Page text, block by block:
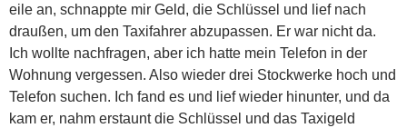
eile an, schnappte mir Geld, die Schlüssel und lief nach
draußen, um den Taxifahrer abzupassen. Er war nicht da.
Ich wollte nachfragen, aber ich hatte mein Telefon in der
Wohnung vergessen. Also wieder drei Stockwerke hoch und
Telefon suchen. Ich fand es und lief wieder hinunter, und da
kam er, nahm erstaunt die Schlüssel und das Taxigeld